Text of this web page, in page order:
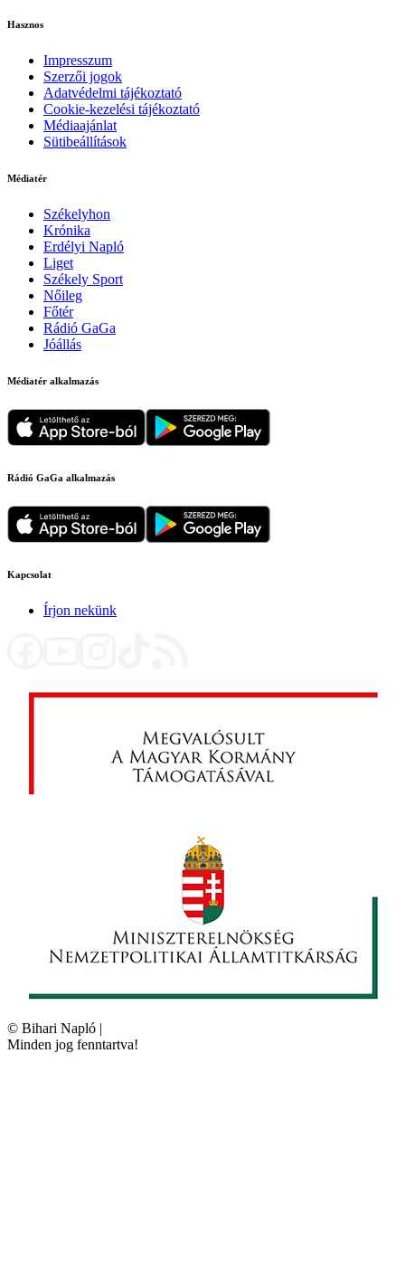
Hasznos
Impresszum
Szerzői jogok
Adatvédelmi tájékoztató
Cookie-kezelési tájékoztató
Médiaajánlat
Sütibeállítások
Médiatér
Székelyhon
Krónika
Erdélyi Napló
Liget
Székely Sport
Nőileg
Főtér
Rádió GaGa
Jóállás
Médiatér alkalmazás
Rádió GaGa alkalmazás
Kapcsolat
Írjon nekünk
© Bihari Napló |
Minden jog fenntartva!